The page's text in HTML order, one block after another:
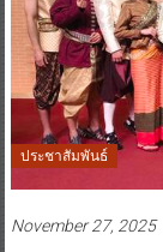
ประชาสัมพันธ์
November 27, 2025